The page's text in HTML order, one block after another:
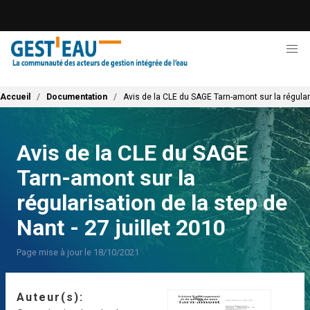
contenu
principal
Fil d'Ariane
Accueil Documentation Avis de la CLE du SAGE Tarn-amont sur la
Avis de la CLE du SAGE
Tarn-amont sur la
régularisation de la step de
Nant - 27 juillet 2010
Page mise à jour le 18/10/2021
Auteur(s)